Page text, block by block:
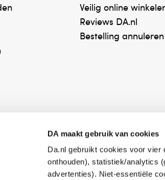
DA maakt gebruik van cookies
Da.nl gebruikt cookies voor vier
onthouden), statistiek/analytics
advertenties). Niet-essentiële
Veilig online
Reviews DA.nl
Bestelling annuleren
medicijnen
medicijnen
Keurmerk